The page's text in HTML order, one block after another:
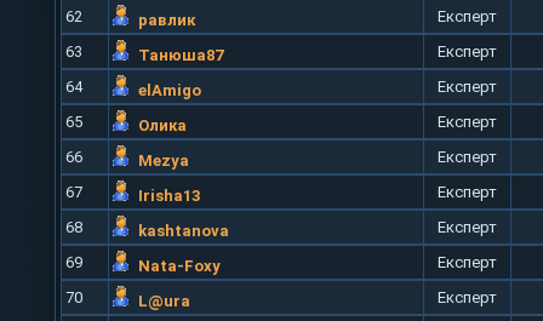
62
равлик
Експерт
63
Танюша87
Експерт
64
elAmigo
Експерт
65
Олика
Експерт
66
Mezya
Експерт
67
Irisha13
Експерт
68
kashtanova
Експерт
69
Nata-Foxy
Експерт
70
L@ura
Експерт